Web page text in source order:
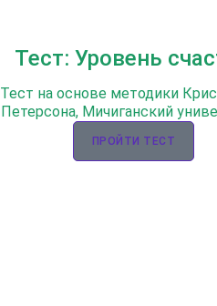
Тест: Уровень
Тест на основе методики
Петерсона, Мичиганский
ПРОЙТИ ТЕСТ